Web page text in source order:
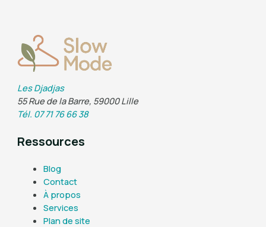
l’addiction
Les Djadjas
55 Rue de la Barre, 59000 Lille
Tél. 07 71 76 66 38
Ressources
Blog
Contact
À propos
Services
Plan de site